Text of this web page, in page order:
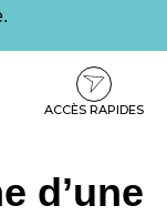
ACCÈS RAPIDES
d’une